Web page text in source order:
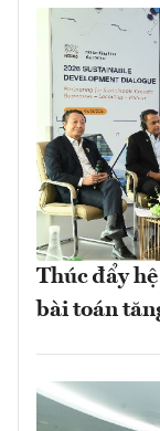
Thúc đẩy
bài toán